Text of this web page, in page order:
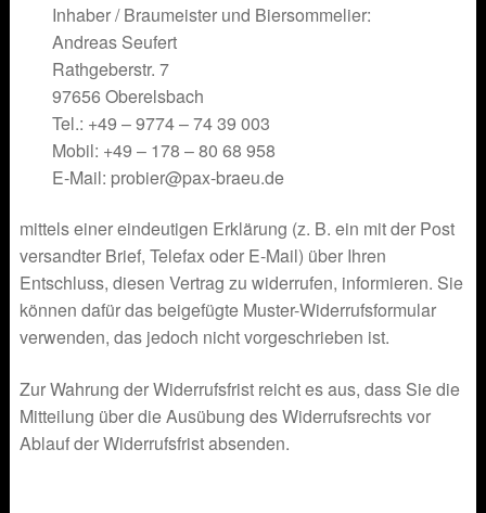
Inhaber / Braumeister und Biersommelier:
Andreas Seufert
Rathgeberstr. 7
97656 Oberelsbach
Tel.: +49 – 9774 – 74 39 003
Mobil: +49 – 178 – 80 68 958
E-Mail: probier@pax-braeu.de
mittels einer eindeutigen Erklärung (z. B. ein mit der Post
versandter Brief, Telefax oder E-Mail) über Ihren
Entschluss, diesen Vertrag zu widerrufen, informieren. Sie
können dafür das beigefügte Muster-Widerrufsformular
verwenden, das jedoch nicht vorgeschrieben ist.
Zur Wahrung der Widerrufsfrist reicht es aus, dass Sie die
Mitteilung über die Ausübung des Widerrufsrechts vor
Ablauf der Widerrufsfrist absenden.